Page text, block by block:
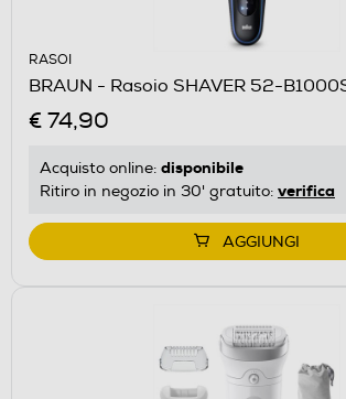
RASOI
BRAUN - Rasoio SHAVER 52-
€ 74,90
Acquisto online: disponibile
Ritiro in negozio in 30' gratuito: verifica
AGGIUNGI